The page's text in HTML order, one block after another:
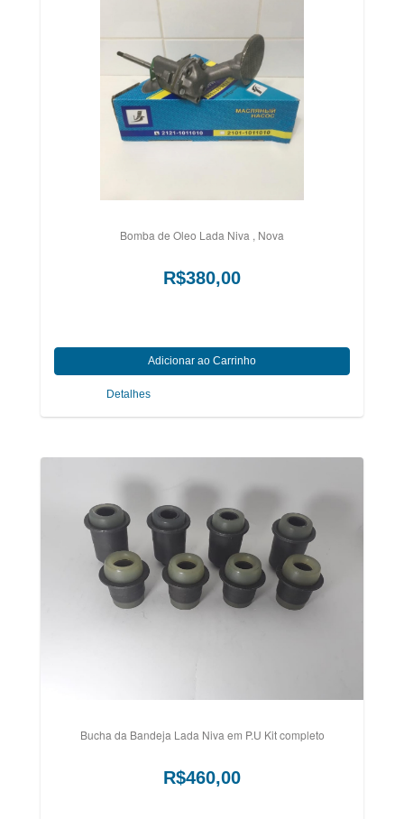
Bomba de Oleo Lada Niva , Nova
R$380,00
Detalhes
Bucha da Bandeja Lada Niva em P.U Kit completo
R$460,00